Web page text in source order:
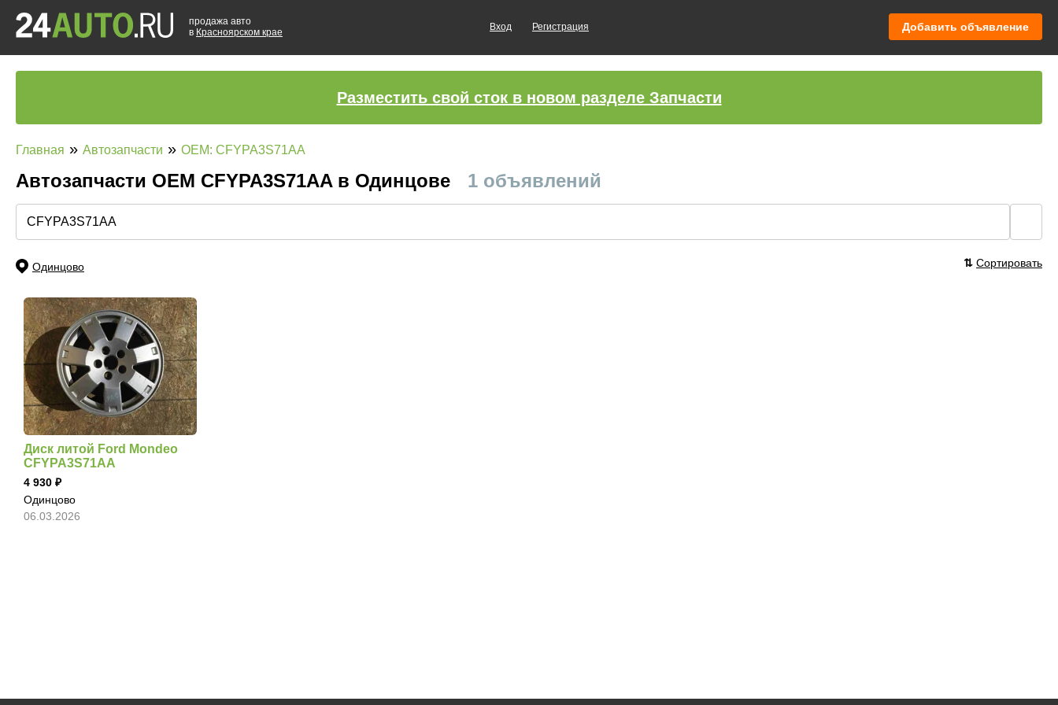
продажа авто
в Красноярском крае
Вход Регистрация Добавить объявление
Разместить свой сток в новом разделе Запчасти
Главная » Автозапчасти » OEM: CFYPA3S71AA
Автозапчасти ОЕМ CFYPA3S71AA в Одинцове 1 объявлений
Одинцово ⇅ Сортировать
Диск литой Ford Mondeo
CFYPA3S71AA
4 930
Одинцово
06.03.2026